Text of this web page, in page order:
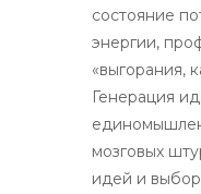
состояние
энергии,
«выгорания,
Генерация
мозговых
идей и